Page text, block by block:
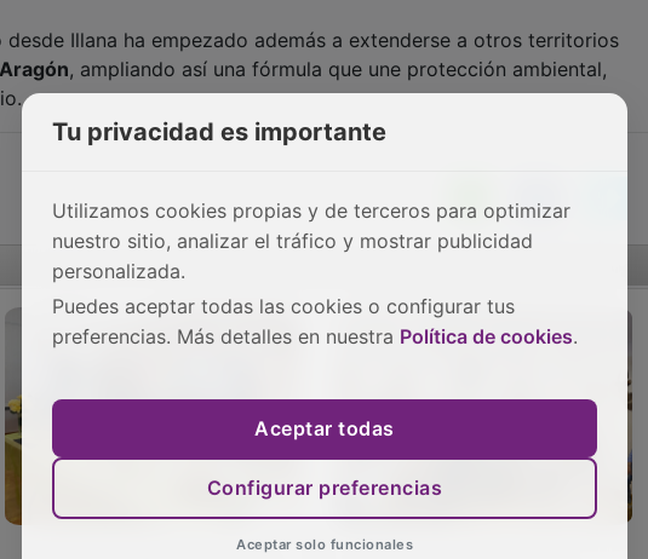
Illana ha empezado además a extenderse a otros territorios
, ampliando así una fórmula que une protección ambiental,
Tu privacidad es importante
Utilizamos cookies propias y de terceros para optimizar
nuestro sitio, analizar el tráfico y mostrar publicidad
personalizada.
Puedes aceptar todas las cookies o configurar tus
preferencias. Más detalles en nuestra Política de cookies.
Aceptar todas
Configurar preferencias
Aceptar solo funcionales